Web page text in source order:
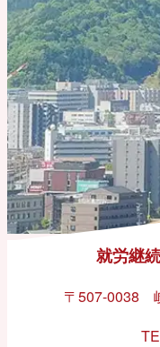
就労継
〒507-0038